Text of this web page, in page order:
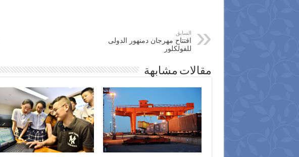
السابق
افتتاح مهرجان دمنهور الدولى
للفولكلور
مقالات مشابهة